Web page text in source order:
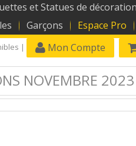
et Statues de
Garçons Espace Pro
| Mon Compte
NOVEMBRE 2023